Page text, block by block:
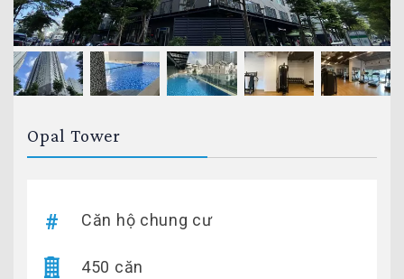
Opal Tower
Căn hộ chung cư
450 căn